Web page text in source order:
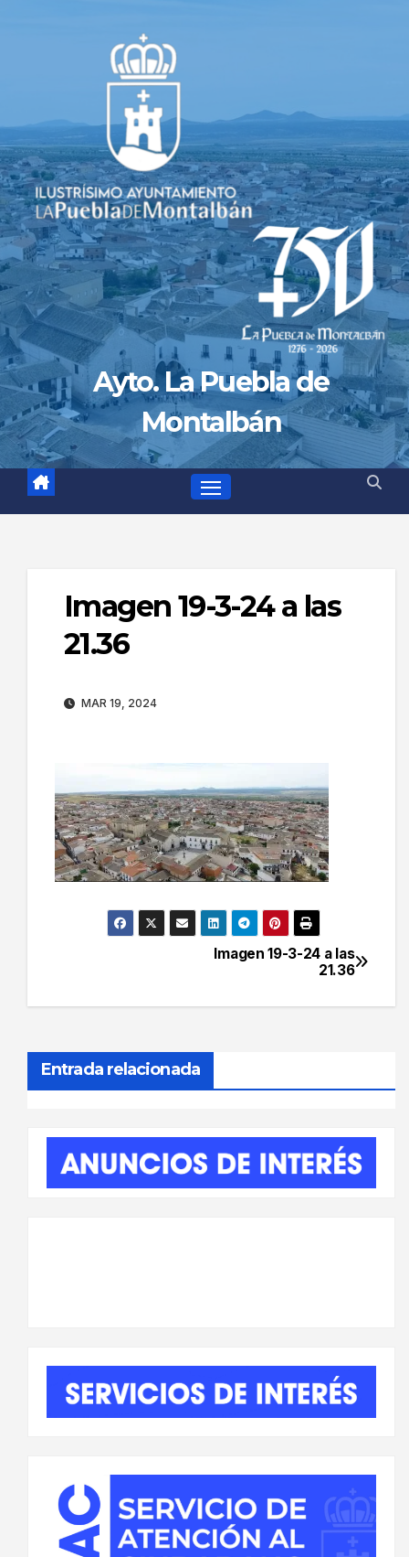
Ayto. La Puebla de
Montalbán
Imagen 19-3-24 a las
21.36
MAR 19, 2024
Navegación
de
Imagen 19-3-24 a las
21.36
Entrada relacionada